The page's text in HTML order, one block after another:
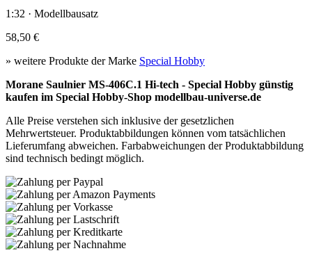
1:32 · Modellbausatz
58,50 €
» weitere Produkte der Marke Special Hobby
Morane Saulnier MS-406C.1 Hi-tech - Special Hobby günstig
kaufen im Special Hobby-Shop modellbau-universe.de
Alle Preise verstehen sich inklusive der gesetzlichen
Mehrwertsteuer. Produktabbildungen können vom tatsächlichen
Lieferumfang abweichen. Farbabweichungen der Produktabbildung
sind technisch bedingt möglich.